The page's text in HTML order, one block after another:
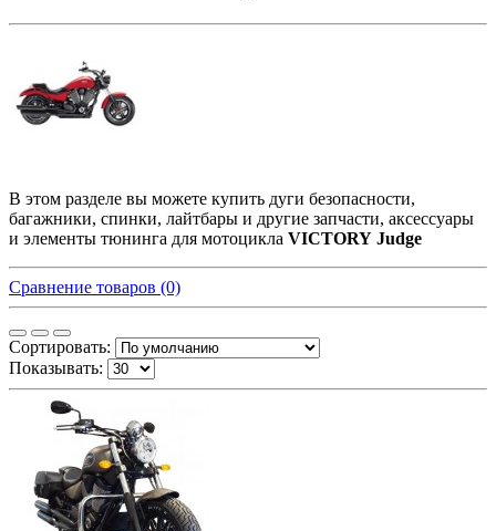
В этом разделе вы можете купить дуги безопасности,
багажники, спинки, лайтбары и другие запчасти, аксессуары
и элементы тюнинга для мотоцикла VICTORY Judge
Сравнение товаров (0)
Сортировать:
Показывать: